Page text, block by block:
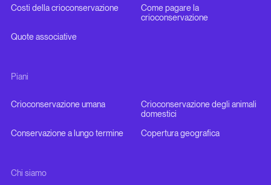
Costi della crioconservazione
Come pagare la
crioconservazione
Quote associative
Piani
Crioconservazione umana
Crioconservazione degli animali
domestici
Conservazione a lungo termine
Copertura geografica
Chi siamo